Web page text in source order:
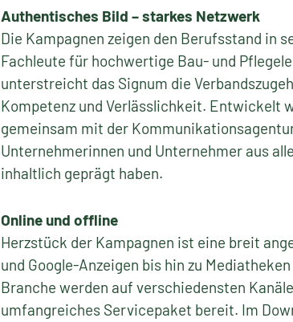
Authentisches Bild – starkes Netzwerk
Die Kampagnen zeigen den Berufsstand in
Fachleute für hochwertige Bau- und
unterstreicht das Signum die
Kompetenz und Verlässlichkeit. Entwickelt
gemeinsam mit der
Unternehmerinnen und Unternehmer aus
inhaltlich geprägt haben.
Online und offline
Herzstück der Kampagnen ist eine breit
und Google-Anzeigen bis hin zu
Branche werden auf verschiedensten
umfangreiches Servicepaket bereit. Im